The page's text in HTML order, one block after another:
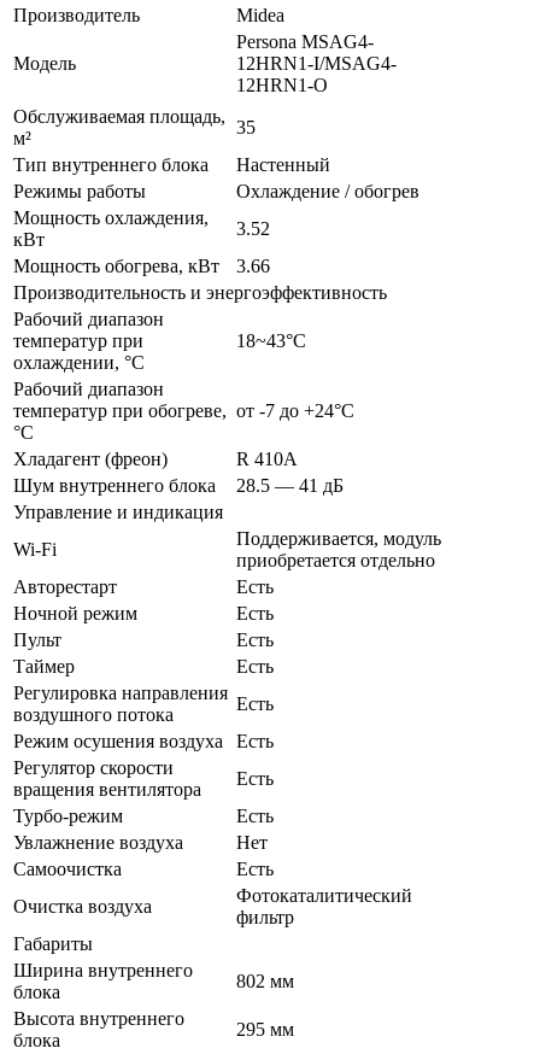
Производитель
Midea
Модель
Persona MSAG4-
12HRN1-I/MSAG4-
12HRN1-O
Обслуживаемая площадь,
м²
35
Тип внутреннего блока
Настенный
Режимы работы
Охлаждение / обогрев
Мощность охлаждения,
кВт
3.52
Мощность обогрева, кВт
3.66
Производительность и энергоэффективность
Рабочий диапазон
температур при
охлаждении, °C
18~43°C
Рабочий диапазон
температур при обогреве,
°C
от -7 до +24°C
Хладагент (фреон)
R 410A
Шум внутреннего блока
28.5 — 41 дБ
Управление и индикация
Wi-Fi
Поддерживается, модуль
приобретается отдельно
Авторестарт
Есть
Ночной режим
Есть
Пульт
Есть
Таймер
Есть
Регулировка направления
воздушного потока
Есть
Режим осушения воздуха
Есть
Регулятор скорости
вращения вентилятора
Есть
Турбо-режим
Есть
Увлажнение воздуха
Нет
Самоочистка
Есть
Очистка воздуха
Фотокаталитический
фильтр
Габариты
Ширина внутреннего
блока
802 мм
Высота внутреннего
блока
295 мм